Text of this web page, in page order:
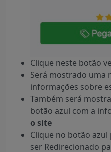
Clique neste botão
Será mostrado uma
informações sobre
Também será
botão azul com a
o site
Clique no botão azul
ser Redirecionado